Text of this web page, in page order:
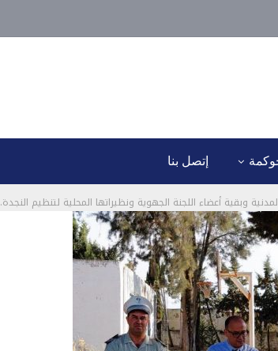
إتصل بنا
وبقية أعضاء اللجنة الجهوية ونظيراتها المحلية لتنظيم النجدة.